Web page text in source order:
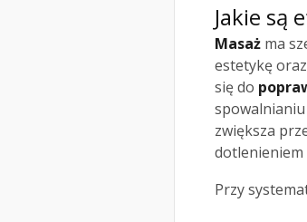
Jakie są
Masaż ma
estetykę
się do
zwiększa
dotlenieniem
Przy